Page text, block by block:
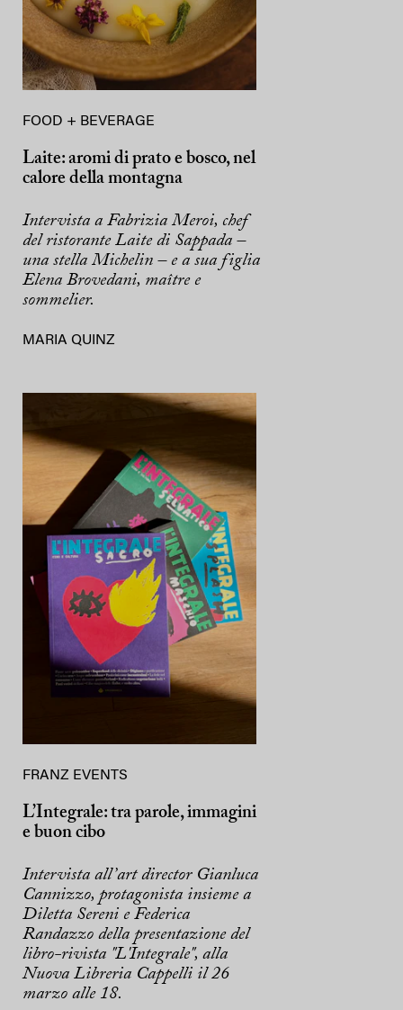
FOOD + BEVERAGE
Laite: aromi di prato e bosco, nel
calore della montagna
Intervista a Fabrizia Meroi, chef
del ristorante Laite di Sappada –
una stella Michelin – e a sua figlia
Elena Brovedani, maître e
sommelier.
MARIA QUINZ
FRANZ EVENTS
L’Integrale: tra parole, immagini
e buon cibo
Intervista all’art director Gianluca
Cannizzo, protagonista insieme a
Diletta Sereni e Federica
Randazzo della presentazione del
libro-rivista "L'Integrale", alla
Nuova Libreria Cappelli il 26
marzo alle 18.